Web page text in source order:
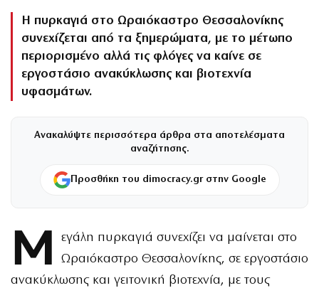
Η πυρκαγιά στο Ωραιόκαστρο Θεσσαλονίκης
συνεχίζεται από τα ξημερώματα, με το μέτωπο
περιορισμένο αλλά τις φλόγες να καίνε σε
εργοστάσιο ανακύκλωσης και βιοτεχνία
υφασμάτων.
Ανακαλύψτε περισσότερα άρθρα στα αποτελέσματα
αναζήτησης.
Προσθήκη του dimocracy.gr στην Google
Μ
εγάλη πυρκαγιά συνεχίζει να μαίνεται στο
Ωραιόκαστρο Θεσσαλονίκης, σε εργοστάσιο
ανακύκλωσης και γειτονική βιοτεχνία, με τους